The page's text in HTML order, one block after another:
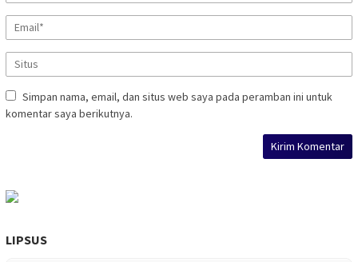
Simpan nama, email, dan situs web saya pada peramban ini untuk
komentar saya berikutnya.
LIPSUS